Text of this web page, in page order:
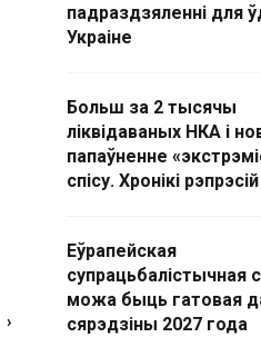
›
падраздзяленні для
Украіне
Больш за 2 тысячы
ліквідаваных НКА і
папаўненне
спісу. Хронікі
Еўрапейская
супрацьбалістычная
можа быць гатовая
сярэдзіны 2027 года